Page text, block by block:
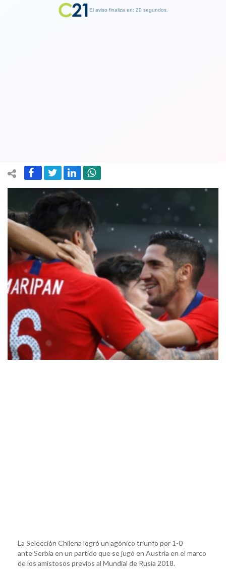
La Selección Chilena logró un agónico triunfo por 1-0
ante Serbia en un partido que se jugó en Austria en el marco
de los amistosos previos al Mundial de Rusia 2018.
El aviso finaliza en: 19 segundos.